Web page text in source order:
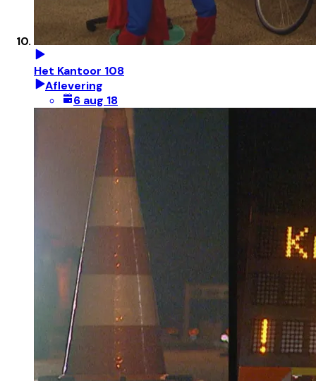
Het Kantoor 108
Aflevering
6 aug 18